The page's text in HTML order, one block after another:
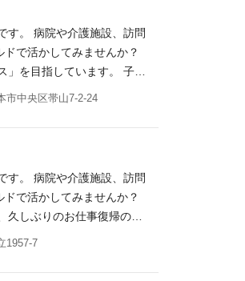
～18歳までの障がいのある
題）、身辺自立、コミュ
子どもたちの成長を長期
動車運転免許をお持ちの方
ある方
のスタートでした。 「子
か不安」 という気持ちを
ハビリ職同士のミーティ
の支援 ・評価や支援の考
く、専門職同士で学び合
子ども分野は未経験だけ
まずは見学だけでOKです
す。 見学時には仕事内容
～18歳までの障がいのある
題）、身辺自立、コミュ
子どもたちの成長を長期
動車運転免許をお持ちの方
法士として培ってきた知
職種との情報共有 などを行
りの視点を活かしなが
60代以上の方歓迎！！】
介護施設、訪問リハビリ
のスタートでした。 「子
か不安」 という気持ちを
ハビリ職同士のミーティ
の支援 ・評価や支援の考
く、専門職同士で学び合
子ども分野は未経験だけ
まずは見学だけでOKです
す。 病院や介護施設、訪問
で活かしてみませんか？
を目指しています。 子育
、週2日～（扶養内勤務）
援 ・日常生活動作（食
エーションの引率 ・保護
法士として培ってきた知
職種との情報共有 などを行
りの視点を活かしなが
60代以上の方歓迎！！】
介護施設、訪問リハビリ
市中央区帯山7-2-24
す。 病院や介護施設、訪問
で活かしてみませんか？
しぶりのお仕事復帰の方
業務内容】 ・コミュニケ
・友達との関わり方を学
を活かせます】 言語聴覚士
1957-7